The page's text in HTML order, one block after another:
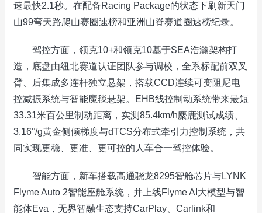
速最快2.1秒。在配备Racing Package的状态下刷新天门
山99弯天路爬山赛圈速榜和亚洲山脊赛道圈速榜纪录。
驾控方面，领克10+和领克10基于SEA浩瀚架构打
造，底盘由纽北赛道认证团队参与调校，全系标配前双叉
臂、后集成多连杆独立悬架，搭载CCD连续可变阻尼电
控减振系统与智能魔毯悬架。EHB线控制动系统带来最短
33.31米百公里制动距离，实测85.4km/h麋鹿测试成绩、
3.16°/g黄金侧倾梯度与dTCS分布式牵引力控制系统，共
同实现更稳、更准、更可控的人车合一驾控体验。
智能方面，新车搭载高通骁龙8295智舱芯片与LYNK
Flyme Auto 2智能座舱系统，并上线Flyme AI大模型与智
能体Eva，无界智融生态支持CarPlay、Carlink和